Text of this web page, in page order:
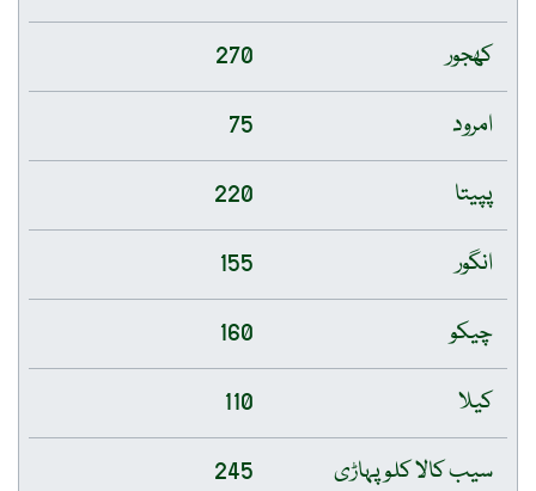
کھجور
270
امرود
75
پپیتا
220
انگور
155
چیکو
160
کیلا
110
سیب کالا کلو پہاڑی
245